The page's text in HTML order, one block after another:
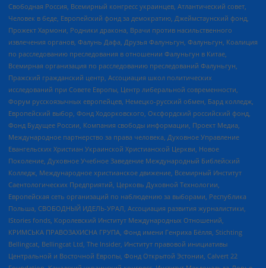
Свободная Россия, Всемирный конгресс украинцев, Атлантический совет,
Человек в беде, Европейский фонд за демократию, Джеймстаунский фонд,
Прожект Хармони, Родники дракона, Врачи против насильственного
извлечения органов, Фалунь Дафа, Друзья Фалуньгун, Фалуньгун, Коалиция
по расследованию преследования в отношении Фалуньгун в Китае,
Всемирная организация по расследованию преследований Фалуньгун,
Пражский гражданский центр, Ассоциация школ политических
исследований при Совете Европы, Центр либеральной современности,
Форум русскоязычных европейцев, Немецко-русский обмен, Бард колледж,
Европейский выбор, Фонд Ходорковского, Оксфордский российский фонд,
Фонд Будущее России, Компания свободы информации, Проект Медиа,
Международное партнерство за права человека, Духовное Управление
Евангельских Христиан Украинской Христианской Церкви, Новое
Поколение, Духовное Учебное Заведение Международный Библейский
Колледж, Международное христианское движение, Всемирный Институт
Саентологических Предприятий, Церковь Духовной Технологии,
Европейская сеть организаций по наблюдению за выборами, Республика
Польша, СВОБОДНЫЙ ИДЕЛЬ-УРАЛ, Ассоциация развития журналистики,
IStories fonds, Королевский Институт Международных Отношений,
КРИМСЬКА ПРАВОЗАХИСНА ГРУПА, Фонд имени Генриха Бёлля, Stichting
Bellingcat, Bellingcat Ltd, The Insider, Институт правовой инициативы
Центральной и Восточной Европы, Фонд Открытой Эстонии, Calvert 22